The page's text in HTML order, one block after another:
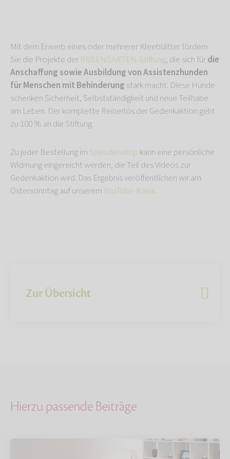
Mit dem Erwerb eines oder mehrerer Kleeblätter fördern
Sie die Projekte der ROSENGARTEN-Stiftung, die sich fürdie
Anschaffung sowie Ausbildung von Assistenzhunden
für Menschen mit Behinderung stark macht. Diese Hunde
schenken Sicherheit, Selbstständigkeit und neue Teilhabe
am Leben. Der komplette Reinerlös der Gedenkaktion geht
zu 100 % an die Stiftung.
Zu jeder Bestellung im Spendenshop kann eine persönliche
Widmung eingereicht werden, die Teil des Videos zur
Gedenkaktion wird. Das Ergebnis veröffentlichen wir am
Ostersonntag auf unseremYouTube-Kanal.
Zur Übersicht
Hierzu passende Beiträge